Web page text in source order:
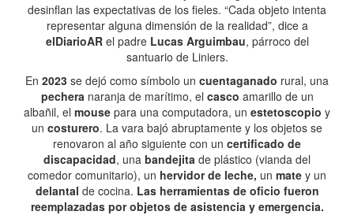
desinflan las expectativas de los fieles. “Cada objeto intenta
representar alguna dimensión de la realidad”, dice a
elDiarioARel padre Lucas Arguimbau, párroco del
santuario de Liniers.
En 2023 se dejó como símbolo un cuentaganado rural, una
pecheranaranja de marítimo, el casco amarillo de un
albañil, el mouse para una computadora, un estetoscopio y
un costurero. La vara bajó abruptamente y los objetos se
renovaron al año siguiente con un certificado de
discapacidad, una bandejita de plástico (vianda del
comedor comunitario), un hervidor de leche, un mate y un
delantal de cocina. Las herramientas de oficio fueron
reemplazadas por objetos de asistencia y emergencia.